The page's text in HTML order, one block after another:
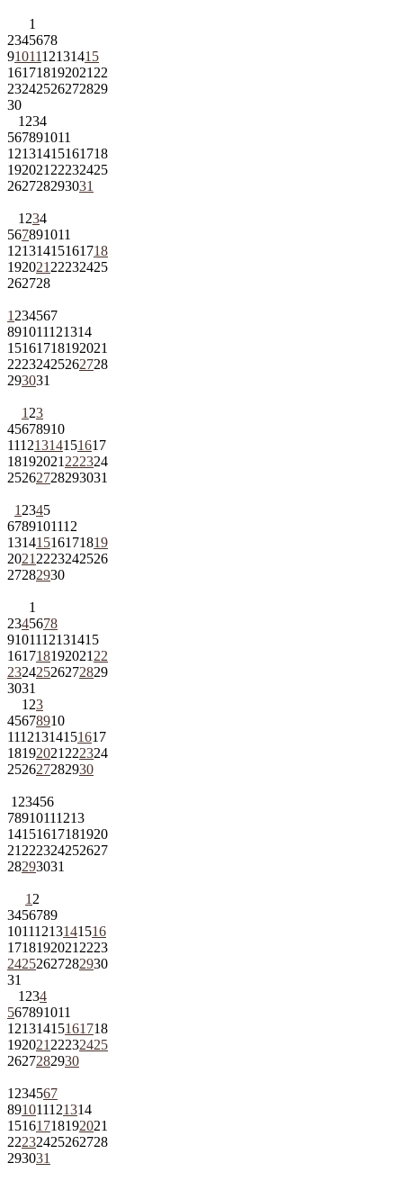
1
2345678
9101112131415
161718192021 22
23242526272829
30
1 234
567891011
12131415161718
192021 22232425
262728293031
1 234
567891011
12131415161718
192021 22232425
262728
1 234567
891011121314
15161718192021
22232425262728
293031
1 23
45678910
11121314151617
18192021 222324
25262728293031
1 2345
6789101112
13141516171819
2021 2223242526
27282930
1
2345678
9101112131415
161718192021 22
23242526272829
3031
1 23
45678910
11121314151617
18192021 222324
252627282930
1 23456
78910111213
14151617181920
21 222324252627
28293031
1 2
3456789
10111213141516
1718192021 2223
24252627282930
31
1 234
567891011
12131415161718
192021 22232425
2627282930
1 234567
891011121314
15161718192021
22232425262728
293031